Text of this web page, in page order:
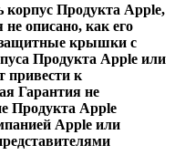
Продукта Apple,
не описано, как его
крышки с
Продукта Apple или
привести к
Гарантия не
Продукта Apple
Apple или